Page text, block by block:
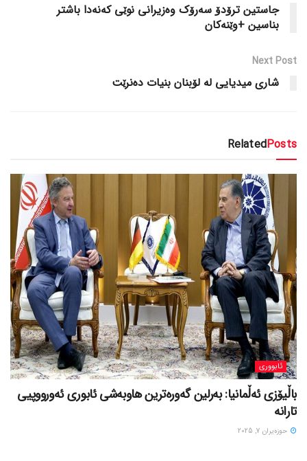
جاستین ترۆدۆ سه‌رۆک وه‌زیرانی نوێی که‌نه‌دا باشتر
بناسین +وێنه‌کان
Next Post
شاری میدیایی له‌ لۆبنان بنیات ده‌نرێت
RelatedPosts
ئابووری
باڵیۆزی ئەڵمانیا: بەرلین گەورەترین هاوبەشی ئابوری ئەورووپیی
تارانە
حوزه‌یران 7, 2025